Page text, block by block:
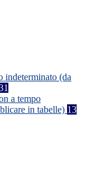
indeterminato (da
a tempo
in tabelle) 13